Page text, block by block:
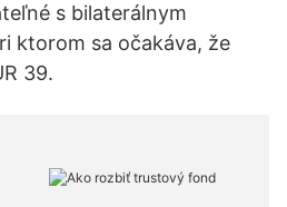
s bilaterálnym
ktorom sa očakáva, že
39.